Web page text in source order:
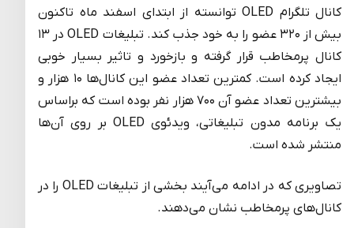
کانال تلگرام OLED توانسته از ابتدای اسفند ماه تاکنون
بیش از ۳۲۰ عضو را به خود جذب کند. تبلیغات OLED در ۱۳
کانال پرمخاطب قرار گرفته و بازخورد و تاثیر بسیار خوبی
ایجاد کرده است. کمترین تعداد عضو این کانال‌ها ۱۰ هزار و
بیشترین تعداد عضو آن ۷۰۰ هزار نفر بوده است که براساس
یک برنامه مدون تبلیغاتی، ویدئوی OLED بر روی آن‌ها
منتشر شده است.
تصاویری که در ادامه می‌آیند بخشی از تبلیغات OLED را در
کانال‌های پرمخاطب نشان می‌دهند.